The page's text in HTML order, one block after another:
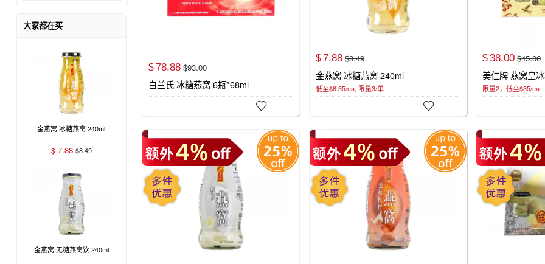
大家都在买
金燕窝 冰糖燕窝 240ml
$ 7.88 $8.49
金燕窝 无糖燕窝饮 240ml
$78.88 $93.00
白兰氏 冰糖燕窝 6瓶*68ml

$7.88 $8.49
金燕窝 冰糖燕窝 240ml
低至$6.35/ea, 限量3/单

$ 38.00 $45.00
美仁牌 燕窝皇
限量2，低至$35/ea